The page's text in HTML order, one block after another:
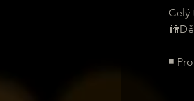
Celý
◾